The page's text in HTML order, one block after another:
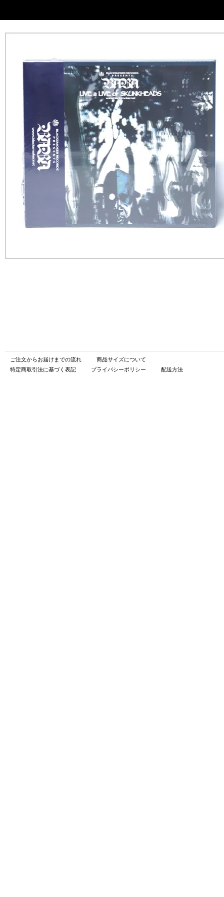
ご注文からお届けまでの流れ
商品サイズについて
特定商取引法に基づく表記
プライバシーポリシー 配送方法